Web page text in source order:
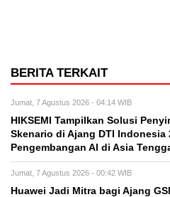
BERITA TERKAIT
Jumat, 7 Agustus 2026 - 04:14 WIB
HIKSEMI Tampilkan Solusi
Skenario di Ajang DTI Indonesia
Pengembangan AI di Asia
Jumat, 7 Agustus 2026 - 00:42 WIB
Huawei Jadi Mitra bagi Ajang